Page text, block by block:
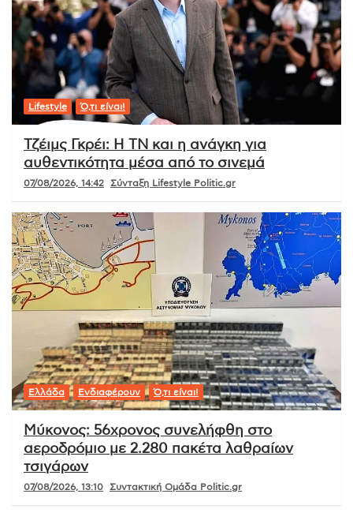
Lifestyle Ό,τι είναι!
Τζέιμς Γκρέι: Η ΤΝ και η ανάγκη για
αυθεντικότητα μέσα από το σινεμά
07/08/2026, 14:42 Σύνταξη Lifestyle Politic.gr
Ελλάδα Ενδιαφέρουν Ό,τι είναι!
Μύκονος: 56χρονος συνελήφθη στο
αεροδρόμιο με 2.280 πακέτα λαθραίων
τσιγάρων
07/08/2026, 13:10 Συντακτική Ομάδα Politic.gr